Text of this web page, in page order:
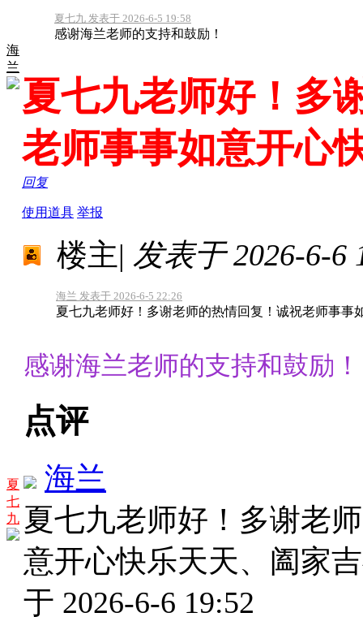
海
兰
夏七九 发表于 2026-6-5 19:58
感谢海兰老师的支持和鼓励！
夏七九老师好！多
老师事事如意开心
回复
使用道具 举报
夏
七
九
楼主| 发表于 2026-6-6
海兰 发表于 2026-6-5 22:26
夏七九老师好！多谢老师的热情回复！诚祝老师事事
感谢海兰老师的支持和鼓励！
点评
海兰
夏七九老师好！多谢老
意开心快乐天天、阖家
于 2026-6-6 19:52